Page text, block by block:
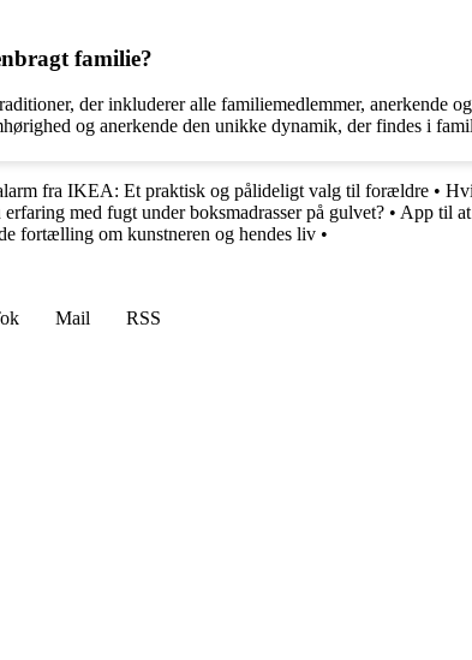
familie?
der inkluderer alle familiemedlemmer, anerkende
og anerkende den unikke dynamik, der findes i
fra IKEA: Et praktisk og pålideligt valg til forældre •
med fugt under boksmadrasser på gulvet? • App til
fortælling om kunstneren og hendes liv •
Mail
RSS